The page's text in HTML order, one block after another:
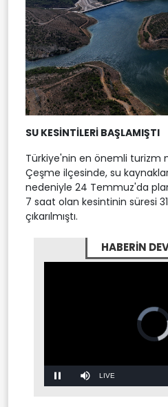
SU KESİNTİLERİ BAŞLAMIŞTI
Türkiye'nin en önemli turizm
Çeşme ilçesinde, su
nedeniyle 24 Temmuz'da
7 saat olan kesintinin süresi
çıkarılmıştı.
HABERİN
Video
Player
is
loading.
Pause Mute Stream
LIVE